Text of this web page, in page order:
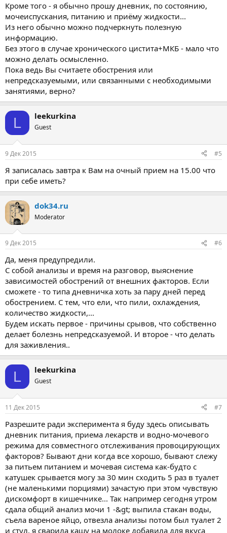
Кроме того - я обычно прошу дневник, по состоянию,
мочеиспускания, питанию и приёму жидкости...
Из него обычно можно подчеркнуть полезную
информацию.
Без этого в случае хронического цистита+МКБ - мало что
можно делать осмысленно.
Пока ведь Вы считаете обострения или
непредсказуемыми, или связанными с необходимыми
занятиями, верно?
L leekurkina
Guest
9 Дек 2015 #5
Я записалась завтра к Вам на очный прием на 15.00 что
при себе иметь?
dok34.ru
Moderator
9 Дек 2015 #6
Да, меня предупредили.
С собой анализы и время на разговор, выяснение
зависимостей обострений от внешних факторов. Если
сможете - то типа дневничка хоть за пару дней перед
обострением. С тем, что ели, что пили, охлаждения,
количество жидкости,...
Будем искать первое - причины срывов, что собственно
делает болезнь непредсказуемой. И второе - что делать
для заживления..
L leekurkina
Guest
11 Дек 2015 #7
Разрешите ради эксперимента я буду здесь описывать
дневник питания, приема лекарств и водно-мочевого
режима для совместного отслеживания провоцирующих
факторов? Бывают дни когда все хорошо, бывают слежу
за питьем питанием и мочевая система как-будто с
катушек срывается могу за 30 мин сходить 5 раз в туалет
(не маленькими порциями) зачастую при этом чувствую
дискомфорт в кишечнике... Так например сегодня утром
сдала общий анализ мочи 1 -&gt; выпила стакан воды,
съела вареное яйцо, отвезла анализы потом был туалет 2
и стул, я сварила кашу на молоке добавила для вкуса